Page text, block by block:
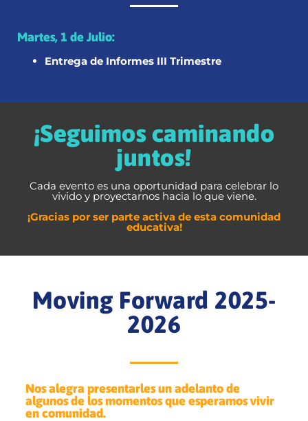
Martes, 1 de Julio:
Entrega de Informes III Trimestre
¡Seguimos caminando
juntos!
Cada evento es una oportunidad para celebrar lo
vivido y proyectarnos hacia lo que viene.
¡Gracias por ser parte activa de esta comunidad
educativa!
​Moving Forward 2025-
2026
Nos alegra presentarles un adelanto de
algunos de los momentos que esperamos vivir
en comunidad.